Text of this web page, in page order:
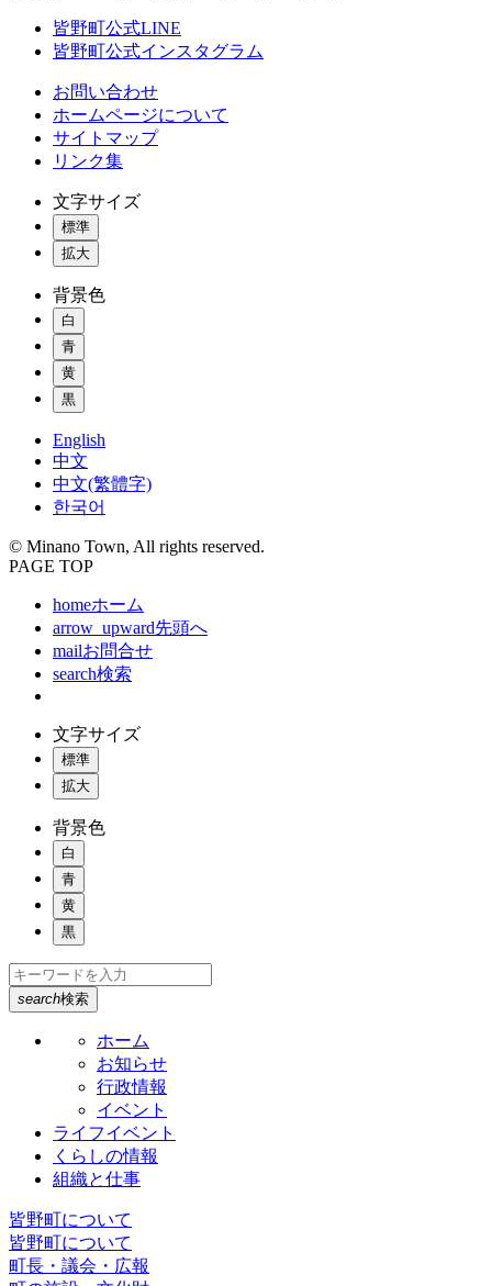
皆野町公式LINE
皆野町公式インスタグラム
お問い合わせ
ホームページについて
サイトマップ
リンク集
文字サイズ
標準
拡大
背景色
白
青
黄
黒
English
中文
中文(繁體字)
한국어
© Minano Town, All rights reserved.
PAGE TOP
homeホーム
arrow_upward先頭へ
mailお問合せ
search検索
文字サイズ
標準
拡大
背景色
白
青
黄
黒
search検索
ホーム
お知らせ
行政情報
イベント
ライフイベント
くらしの情報
組織と仕事
皆野町について
皆野町について
町長・議会・広報